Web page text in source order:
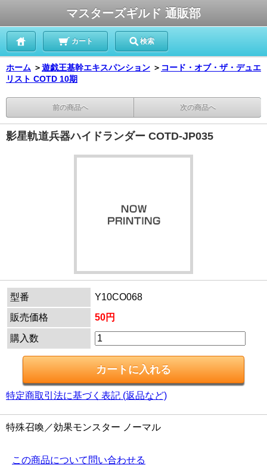
マスターズギルド 通販部
カート 検索
ホーム ＞遊戯王基幹エキスパンション ＞ コード・オブ・ザ・デュエ
リスト COTD 10期
前の商品へ 次の商品へ
影星軌道兵器ハイドランダー COTD-JP035
型番
Y10CO068
販売価格
50円
購入数
特定商取引法に基づく表記 (返品など)
特殊召喚／効果モンスター ノーマル
この商品について問い合わせる